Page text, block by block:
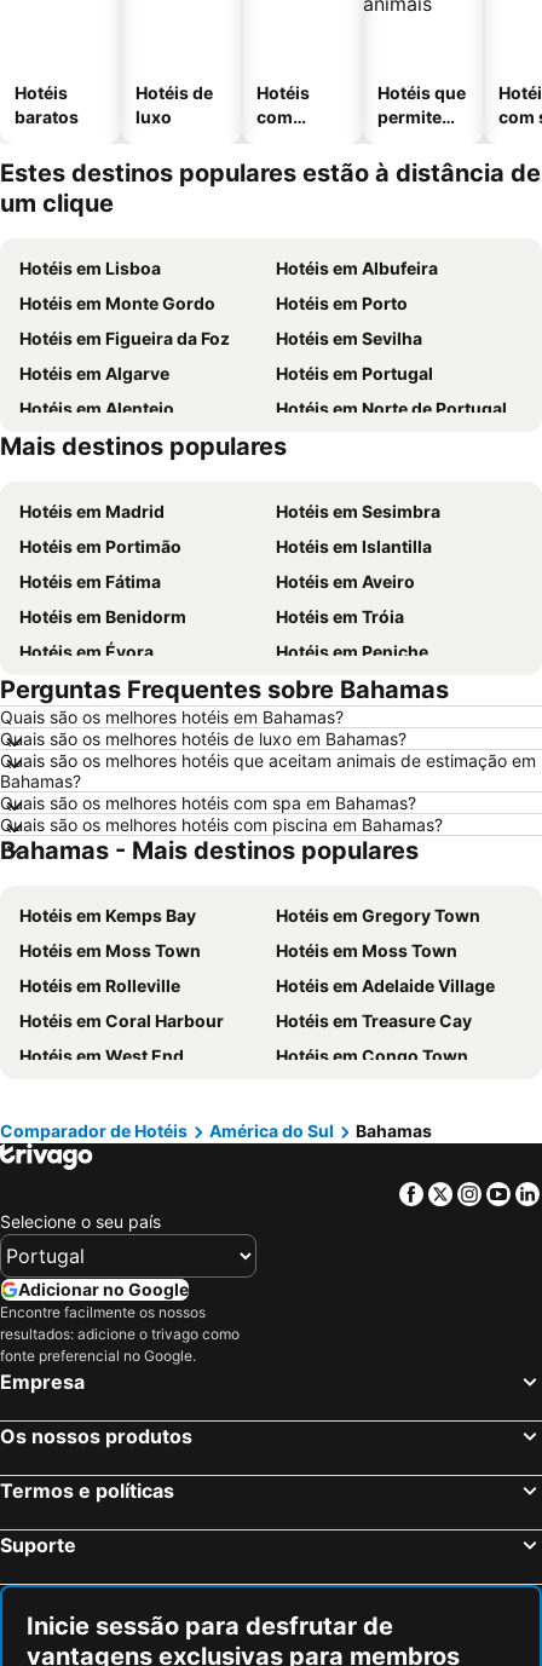
Hotéis
baratos
Hotéis de
luxo
Hotéis
com
Hotéis que
permitem
com
Estes destinos populares estão à distância de
um clique
Hotéis em Lisboa
Hotéis em Albufeira
Hotéis em Monte Gordo
Hotéis em Porto
Hotéis em Figueira da Foz
Hotéis em Sevilha
Hotéis em Algarve
Hotéis em Portugal
Hotéis em Alentejo
Hotéis em Norte de Portugal
Hotéis em Madeira
Hotéis em Espanha
Mais destinos populares
Hotéis em Madrid
Hotéis em Sesimbra
Hotéis em Portimão
Hotéis em Islantilla
Hotéis em Fátima
Hotéis em Aveiro
Hotéis em Benidorm
Hotéis em Tróia
Hotéis em Évora
Hotéis em Peniche
Hotéis em Porto Santo
Hotéis em Barcelona
Hotéis em Sangenjo
Hotéis em Nazaré
Hotéis em Vigo
Hotéis em Vila Nova de Milfontes
Hotéis em Isla Canela
Hotéis em Roma
Hotéis em Vilamoura
Hotéis em Centro de Portugal
Hotéis em Sul de Espanha
Hotéis em Málaga
Hotéis em Andaluzia
Hotéis em Maiorca
Hotéis em Região de Lisboa
Hotéis em Costa de Almería
Hotéis em Região de Viana do Castelo
Perguntas Frequentes sobre Bahamas
Quais são os melhores hotéis em Bahamas?
Quais são os melhores hotéis de luxo em Bahamas?
Quais são os melhores hotéis que aceitam animais de estimação em
Bahamas?
Quais são os melhores hotéis com spa em Bahamas?
Quais são os melhores hotéis com piscina em Bahamas?
Bahamas - Mais destinos populares
Hotéis em Kemps Bay
Hotéis em Gregory Town
Hotéis em Moss Town
Hotéis em Moss Town
Hotéis em Rolleville
Hotéis em Adelaide Village
Hotéis em Coral Harbour
Hotéis em Treasure Cay
Hotéis em West End
Hotéis em Congo Town
Hotéis em Black Sound Point
Comparador de Hotéis América do Sul Bahamas
Facebook
Twitter
Selecione o seu país
Adicionar no Google
Encontre facilmente os nossos
resultados: adicione o trivago como
fonte preferencial no Google.
Empresa
Os nossos produtos
Termos e políticas
Suporte
Inicie sessão para desfrutar de
vantagens exclusivas para membros